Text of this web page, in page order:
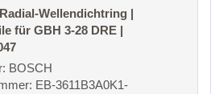
Wellendichtring |
für GBH 3-28 DRE |
BOSCH
EB-3611B3A0K1-